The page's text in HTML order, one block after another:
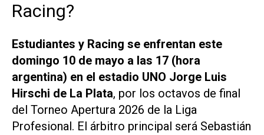
Racing?
Estudiantes y Racing se enfrentan este
domingo 10 de mayo a las 17 (hora
argentina) en el estadio UNO Jorge Luis
Hirschi de La Plata, por los octavos de final
del Torneo Apertura 2026 de la Liga
Profesional. El árbitro principal será Sebastián